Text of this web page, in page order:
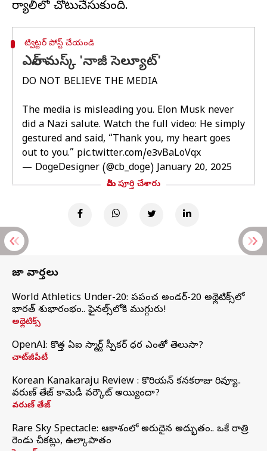
ట్విట్టర్ పోస్ట్ చేయండి
ఎలాన్ మస్క్ 'నాజీ సెల్యూట్'
DO NOT BELIEVE THE MEDIA
The media is misleading you. Elon Musk never
did a Nazi salute. Watch the full video: He simply
gestured and said, “Thank you, my heart goes
out to you.” pic.twitter.com/e3vBaLoVqx
— DogeDesigner (@cb_doge)January 20, 2025
మీరు పూర్తి చేశారు
తాజా వార్తలు
World Athletics Under-20: ప్రపంచ అండర్-20 అథ్లెటిక్స్‌లో
భారత్‌ శుభారంభం.. ఫైనల్స్‌లోకి ముగ్గురు!
అథ్లెటిక్స్
OpenAI: కొత్త ఏఐ స్మార్ట్ స్పీకర్ ధర ఎంతో తెలుసా?
చాట్‌జీపీటీ
Korean Kanakaraju Review : కొరియన్ కనకరాజు రివ్యూ..
వరుణ్ తేజ్ కామెడీ వర్కౌట్ అయ్యిందా?
వరుణ్ తేజ్
Rare Sky Spectacle: ఆకాశంలో అరుదైన అద్భుతం.. ఒకే రాత్రి
రెండు చీకట్లు, ఉల్కాపాతం